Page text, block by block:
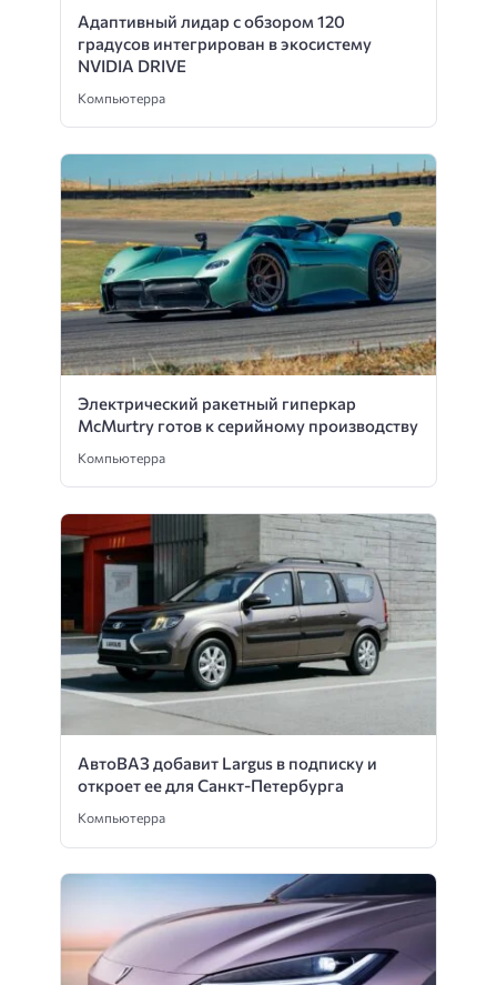
Адаптивный лидар с обзором 120
градусов интегрирован в экосистему
NVIDIA DRIVE
Компьютерра
Электрический ракетный гиперкар
McMurtry готов к серийному производству
Компьютерра
АвтоВАЗ добавит Largus в подписку и
откроет ее для Санкт-Петербурга
Компьютерра